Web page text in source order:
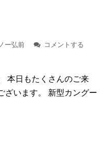
ー弘前
コメントする
本日もたくさんのご来
ざいます。 新型カングー